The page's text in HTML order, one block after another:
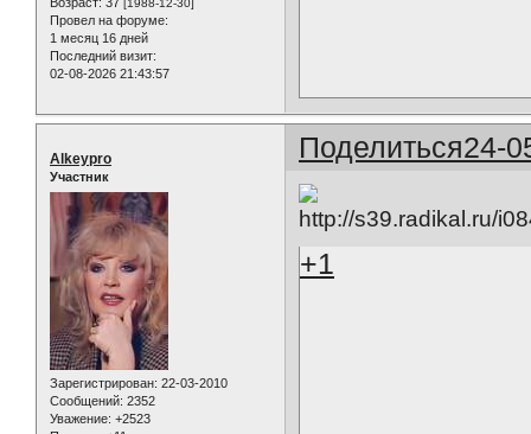
[1988-12-30]
Провел на форуме:
1 месяц 16 дней
Последний визит:
02-08-2026 21:43:57
Поделиться24-
Alkeypro
Участник
Зарегистрирован: 22-03-2010
Сообщений: 2352
Уважение: +2523
+1